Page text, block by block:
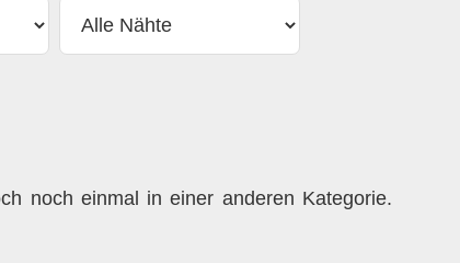
noch einmal in einer anderen Kategorie.